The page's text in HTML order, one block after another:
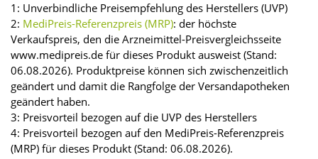
1: Unverbindliche Preisempfehlung des Herstellers (UVP)
2: MediPreis-Referenzpreis (MRP): der höchste
Verkaufspreis, den die Arzneimittel-Preisvergleichsseite
www.medipreis.de für dieses Produkt ausweist (Stand:
06.08.2026). Produktpreise können sich zwischenzeitlich
geändert und damit die Rangfolge der Versandapotheken
geändert haben.
3: Preisvorteil bezogen auf die UVP des Herstellers
4: Preisvorteil bezogen auf den MediPreis-Referenzpreis
(MRP) für dieses Produkt (Stand: 06.08.2026).